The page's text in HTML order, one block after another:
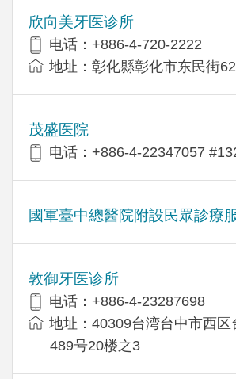
欣向美牙医诊所
电话：+886-4-720-2222
地址：彰化縣彰化市东民街
茂盛医院
电话：+886-4-22347057
國軍臺中總醫院附設民眾診療
敦御牙医诊所
电话：+886-4-23287698
地址：40309台湾台中市西区
489号20楼之3